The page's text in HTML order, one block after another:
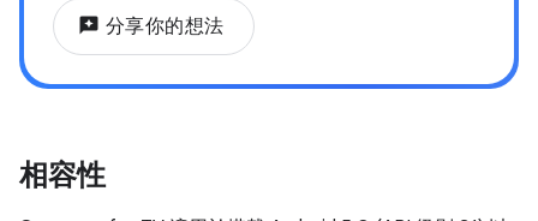
reviews 分享你的想法
相容性